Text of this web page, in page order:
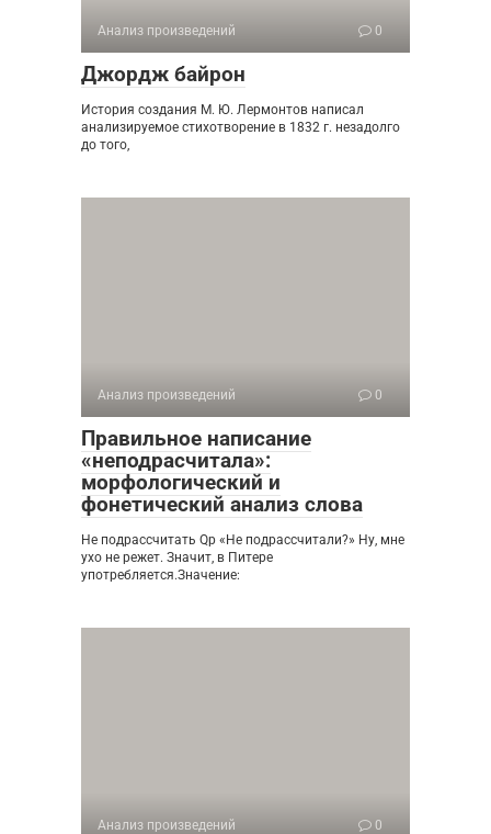
Анализ произведений 0
Джордж байрон
История создания М. Ю. Лермонтов написал
анализируемое стихотворение в 1832 г. незадолго
до того,
Анализ произведений 0
Правильное написание
«неподрасчитала»:
морфологический и
фонетический анализ слова
Не подрассчитать Qp «Не подрассчитали?» Ну, мне
ухо не режет. Значит, в Питере
употребляется.Значение:
Анализ произведений 0